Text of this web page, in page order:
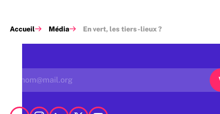
Accueil Média En vert, les tiers-lieux ?